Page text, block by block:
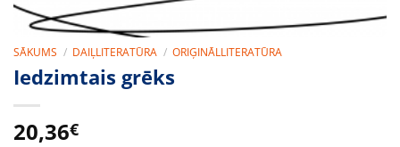
SĀKUMS / DAIĻLITERATŪRA / ORIĢINĀLLITERATŪRA
Iedzimtais grēks
20,36€